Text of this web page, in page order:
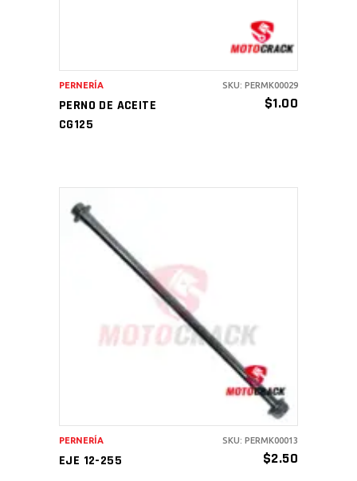
PERNO DE ACEITE
CG125
$1.00
PERNERÍA SKU: PERMK00029
AÑADIR AL CARRITO
EJE 12-255 $2.50
PERNERÍA SKU: PERMK00013